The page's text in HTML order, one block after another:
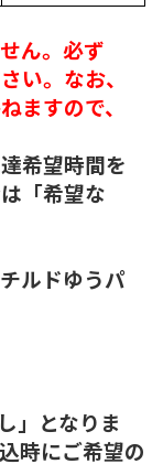
ん。必ず
い。なお、
ますので、
希望時間を
「希望な
ルドゆうパ
」となりま
時にご希望の